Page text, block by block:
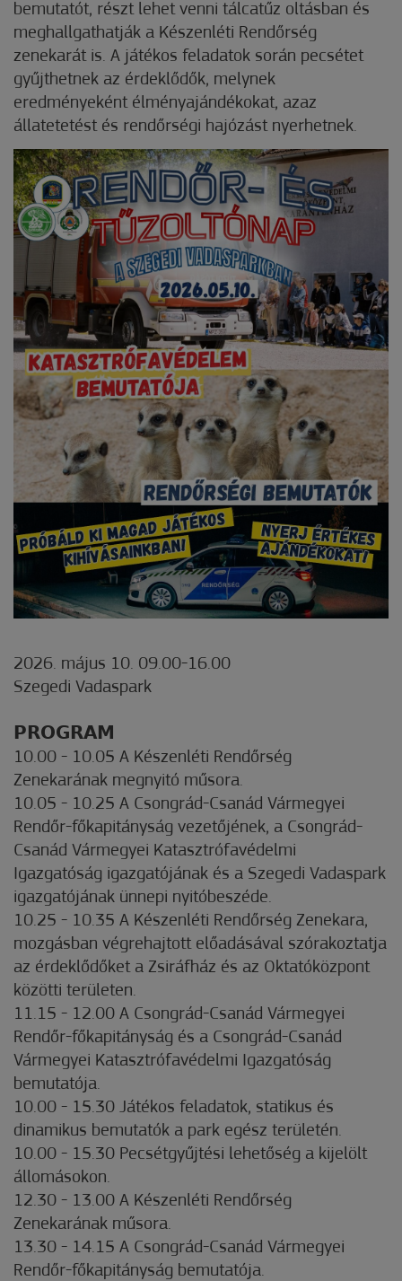
bemutatót, részt lehet venni tálcatűz oltásban és
meghallgathatják a Készenléti Rendőrség
zenekarát is. A játékos feladatok során pecsétet
gyűjthetnek az érdeklődők, melynek
eredményeként élményajándékokat, azaz
állatetetést és rendőrségi hajózást nyerhetnek.
2026. május 10. 09.00-16.00
Szegedi Vadaspark
𝗣𝗥𝗢𝗚𝗥𝗔𝗠
10.00 - 10.05 A Készenléti Rendőrség
Zenekarának megnyitó műsora.
10.05 - 10.25 A Csongrád-Csanád Vármegyei
Rendőr-főkapitányság vezetőjének, a Csongrád-
Csanád Vármegyei Katasztrófavédelmi
Igazgatóság igazgatójának és a Szegedi Vadaspark
igazgatójának ünnepi nyitóbeszéde.
10.25 - 10.35 A Készenléti Rendőrség Zenekara,
mozgásban végrehajtott előadásával szórakoztatja
az érdeklődőket a Zsiráfház és az Oktatóközpont
közötti területen.
11.15 - 12.00 A Csongrád-Csanád Vármegyei
Rendőr-főkapitányság és a Csongrád-Csanád
Vármegyei Katasztrófavédelmi Igazgatóság
bemutatója.
10.00 - 15.30 Játékos feladatok, statikus és
dinamikus bemutatók a park egész területén.
10.00 - 15.30 Pecsétgyűjtési lehetőség a kijelölt
állomásokon.
12.30 - 13.00 A Készenléti Rendőrség
Zenekarának műsora.
13.30 - 14.15 A Csongrád-Csanád Vármegyei
Rendőr-főkapitányság bemutatója.